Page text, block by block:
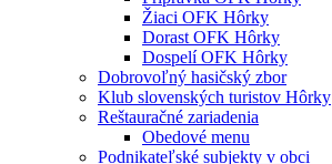
Žiaci OFK Hôrky
Dorast OFK Hôrky
Dospelí OFK Hôrky
Dobrovoľný hasičský zbor
Klub slovenských turistov Hôrky
Reštauračné zariadenia
Obedové menu
Podnikateľské subjekty v obci